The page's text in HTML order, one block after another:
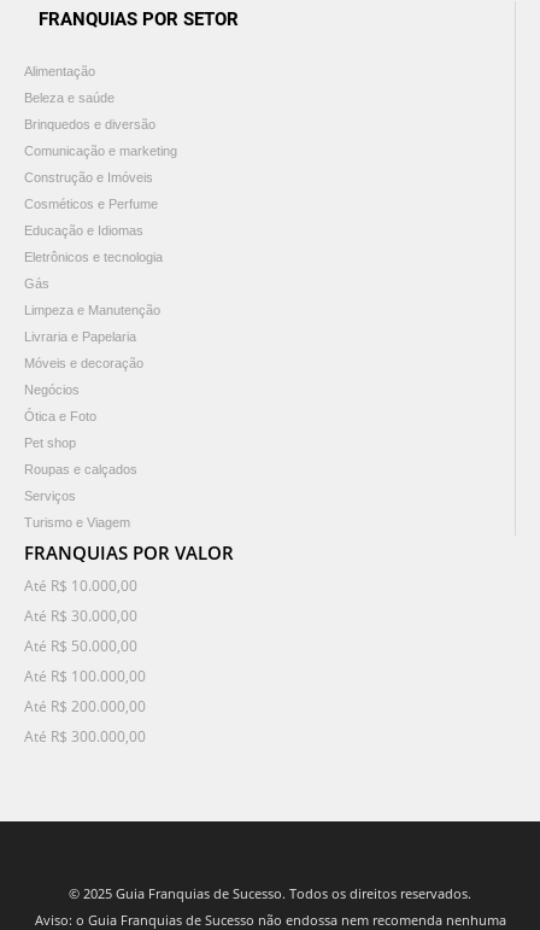
FRANQUIAS POR SETOR
Alimentação
Beleza e saúde
Brinquedos e diversão
Comunicação e marketing
Construção e Imóveis
Cosméticos e Perfume
Educação e Idiomas
Eletrônicos e tecnologia
Gás
Limpeza e Manutenção
Livraria e Papelaria
Móveis e decoração
Negócios
Ótica e Foto
Pet shop
Roupas e calçados
Serviços
Turismo e Viagem
FRANQUIAS POR VALOR
Até R$ 10.000,00
Até R$ 30.000,00
Até R$ 50.000,00
Até R$ 100.000,00
Até R$ 200.000,00
Até R$ 300.000,00
© 2025 Guia Franquias de Sucesso. Todos os direitos reservados.
Aviso: o Guia Franquias de Sucesso não endossa nem recomenda nenhuma